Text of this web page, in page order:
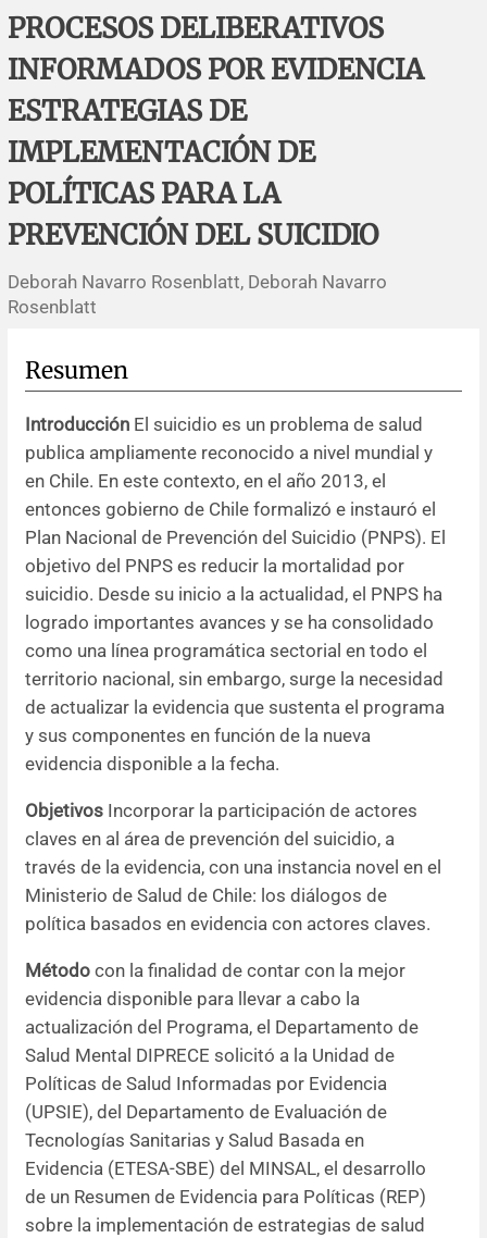
Errata y notas de reserva
Agradecimientos
Impressum
Revisiones sistemáticas
Protocolos
Evaluaciones económicas
Revisiones clínicas
Artículos de revisión
Notas metodológicas
Comunicaciones breves
Problemas de salud pública
Notas históricas y reseñas
Ensayos
Reporte de caso
Notas técnicas
Práctica clínica
Descripción
Política de cobros
Políticas editoriales
Instrucciones para autores
Editores
Comité editorial
Resúmenes de congresos
Noticias
PROCESOS DELIBERATIVOS
INFORMADOS POR EVIDENCIA
ESTRATEGIAS DE
IMPLEMENTACIÓN DE
POLÍTICAS PARA LA
PREVENCIÓN DEL SUICIDIO
Deborah Navarro Rosenblatt, Deborah Navarro
Rosenblatt
Resumen
Introducción El suicidio es un problema de salud
publica ampliamente reconocido a nivel mundial y
en Chile. En este contexto, en el año 2013, el
entonces gobierno de Chile formalizó e instauró el
Plan Nacional de Prevención del Suicidio (PNPS). El
objetivo del PNPS es reducir la mortalidad por
suicidio. Desde su inicio a la actualidad, el PNPS ha
logrado importantes avances y se ha consolidado
como una línea programática sectorial en todo el
territorio nacional, sin embargo, surge la necesidad
de actualizar la evidencia que sustenta el programa
y sus componentes en función de la nueva
evidencia disponible a la fecha.
Objetivos Incorporar la participación de actores
claves en al área de prevención del suicidio, a
través de la evidencia, con una instancia novel en el
Ministerio de Salud de Chile: los diálogos de
política basados en evidencia con actores claves.
Método con la finalidad de contar con la mejor
evidencia disponible para llevar a cabo la
actualización del Programa, el Departamento de
Salud Mental DIPRECE solicitó a la Unidad de
Políticas de Salud Informadas por Evidencia
(UPSIE), del Departamento de Evaluación de
Tecnologías Sanitarias y Salud Basada en
Evidencia (ETESA-SBE) del MINSAL, el desarrollo
de un Resumen de Evidencia para Políticas (REP)
sobre la implementación de estrategias de salud